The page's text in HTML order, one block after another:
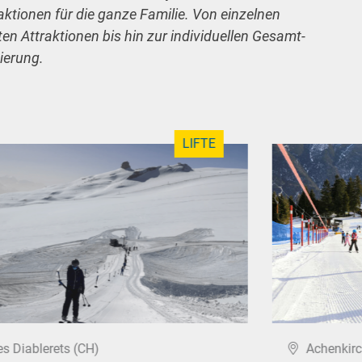
für die ganze Familie. Von einzelnen
Attraktionen bis hin zur individuellen Gesamt-
LIFTE
Diablerets (CH)